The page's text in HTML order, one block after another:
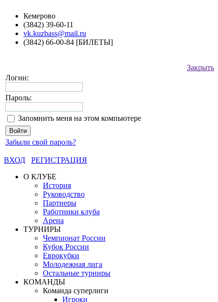
Кемерово
(3842) 39-60-11
vk.kuzbass@mail.ru
(3842) 66-00-84 [БИЛЕТЫ]
Закрыть
Логин:
Пароль:
Запомнить меня на этом компьютере
Забыли свой пароль?
ВХОД
РЕГИСТРАЦИЯ
О КЛУБЕ
История
Руководство
Партнеры
Работники клуба
Арена
ТУРНИРЫ
Чемпионат России
Кубок России
Еврокубки
Молодежная лига
Остальные турниры
КОМАНДЫ
Команда суперлиги
Игроки